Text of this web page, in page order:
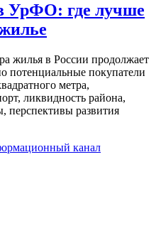
УрФО: где лучше
жилья в России продолжает
потенциальные покупатели
метра,
ликвидность района,
перспективы развития
канал